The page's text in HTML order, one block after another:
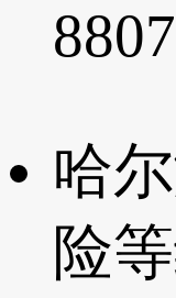
哈
险